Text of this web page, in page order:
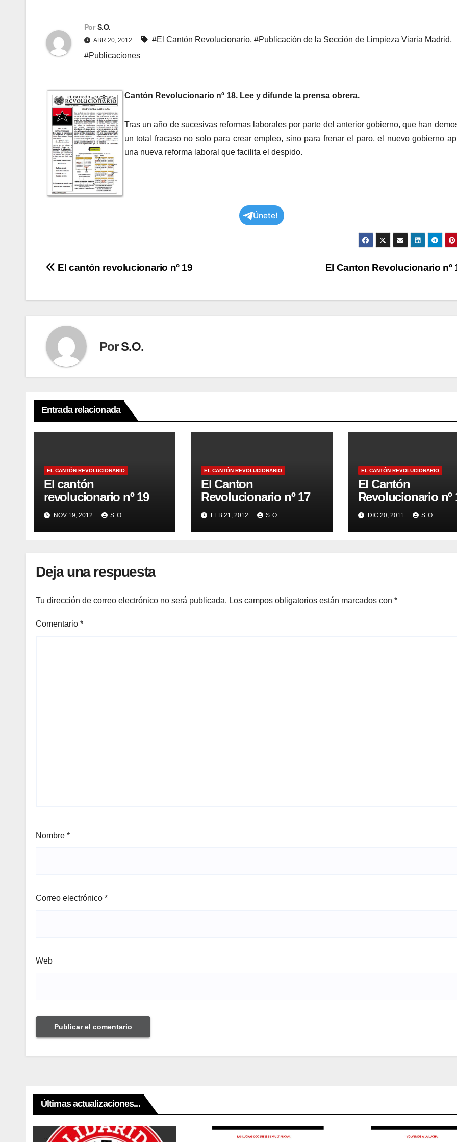
Por S.O.
ABR 20, 2012 #El Cantón Revolucionario, #Publicación de la Sección de Limpieza Viaria Madrid,
#Publicaciones
Cantón Revolucionario nº 18. Lee y difunde la prensa obrera.
Tras un año de sucesivas reformas laborales por parte del anterior gobierno, que han
un total fracaso no solo para crear empleo, sino para frenar el paro, el nuevo gobierno
una nueva reforma laboral que facilita el despido.
Únete!
Navegación
El Canton Revolucionario nº
El cantón revolucionario nº 19
PorS.O.
Entrada relacionada
EL CANTÓN REVOLUCIONARIO
El cantón
revolucionario nº 19
NOV 19, 2012 S.O.
EL CANTÓN REVOLUCIONARIO
El Canton
Revolucionario nº 17
FEB 21, 2012 S.O.
EL CANTÓN REVOLUCIONARIO
El Cantón
Revolucionario nº
DIC 20, 2011 S.O.
Deja una respuesta
Tu dirección de correo electrónico no será publicada. Los campos obligatorios están marcados con *
Comentario *
Nombre *
Correo electrónico *
Web
Últimas actualizaciones...